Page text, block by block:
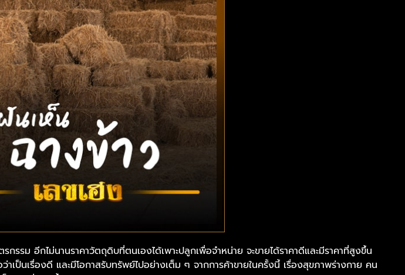
กรรม อีกไม่นานราคาวัตถุดิบที่ตนเองได้เพาะปลูกเพื่อจำหน่าย จะขายได้ราคาดีและมีราคาที่สูงขึ้น
ป็นเรื่องดี และมีโอกาสรับทรัพย์ไปอย่างเต็ม ๆ จากการค้าขายในครั้งนี้ เรื่องสุขภาพร่างกาย คน